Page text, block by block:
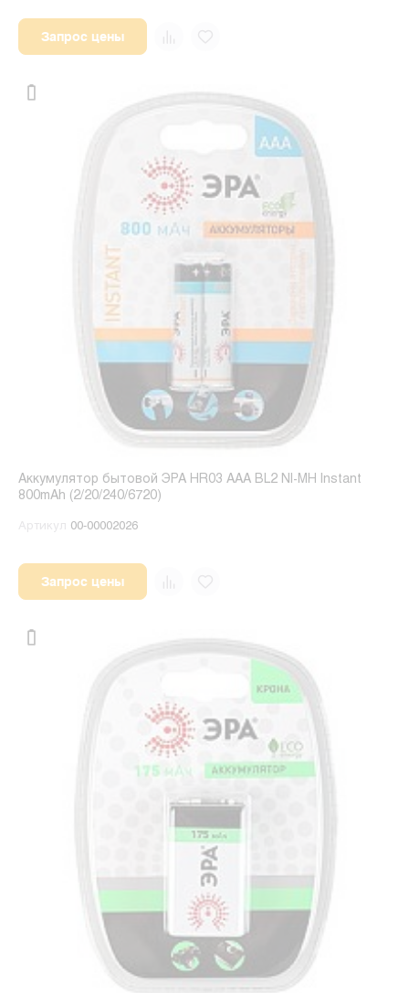
Запрос цены
Аккумулятор бытовой ЭРА HR03 AAA BL2 NI-MH Instant
800mAh (2/20/240/6720)
Артикул 00-00002026
Запрос цены